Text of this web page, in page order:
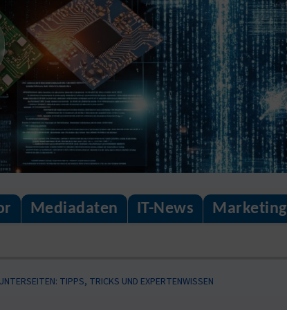
Mediadaten IT-News Marketing
TIPPS, TRICKS UND EXPERTENWISSEN